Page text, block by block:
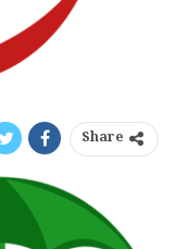
Share